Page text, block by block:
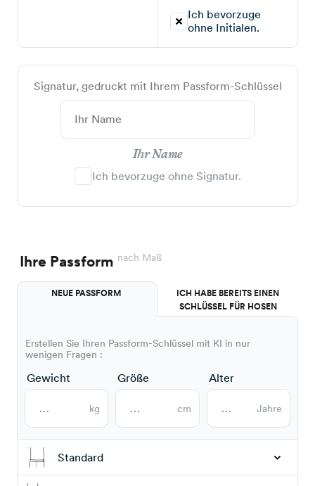
Ich bevorzuge
ohne Initialen.
Signatur, gedruckt mit Ihrem Passform-Schlüssel
Ihr Name
Ich bevorzuge ohne Signatur.
Ihre Passform nach Maß
NEUE PASSFORM
ICH HABE BEREITS EINEN
SCHLÜSSEL FÜR HOSEN
Erstellen Sie Ihren Passform-Schlüssel mit KI in nur
wenigen Fragen :
Gewicht
kg
Größe
cm
Alter
Jahre
Standard